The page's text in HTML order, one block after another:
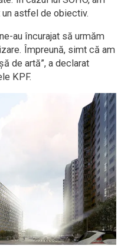
astfel de obiectiv.
au încurajat să urmăm
Împreună, simt că am
de artă”, a declarat
KPF.